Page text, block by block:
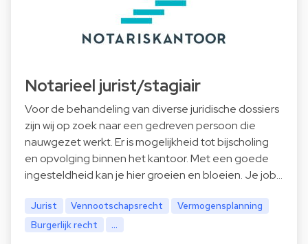
Notarieel jurist/stagiair
Voor de behandeling van diverse juridische dossiers
zijn wij op zoek naar een gedreven persoon die
nauwgezet werkt. Er is mogelijkheid tot bijscholing
en opvolging binnen het kantoor. Met een goede
ingesteldheid kan je hier groeien en bloeien. Je job…
Jurist Vennootschapsrecht
Vermogensplanning
Burgerlijk recht
...